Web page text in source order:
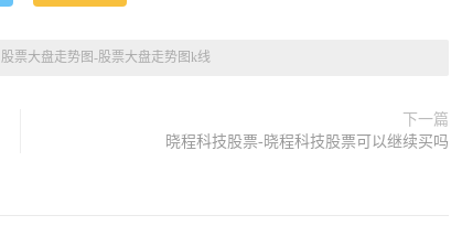
股票大盘走势图-股票大盘走势图k线
下一篇
晓程科技股票-晓程科技股票可以继续买吗